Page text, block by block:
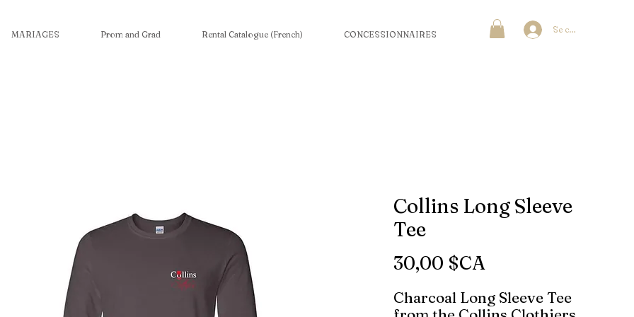
MARIAGES Prom and Grad Rental Catalogue (French) CONCESSIONNAIRES Se connecter
Collins Long Sleeve
Tee
30,00 $CAPrix
Charcoal Long Sleeve Tee